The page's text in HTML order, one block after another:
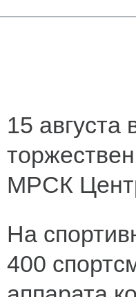
15
МРСК
На
400